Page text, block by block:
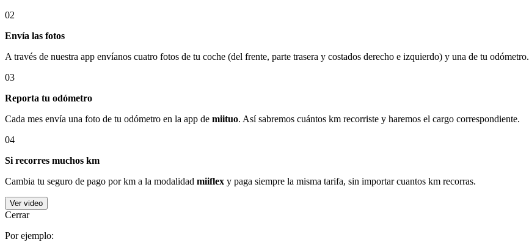
02
Envía las fotos
A través de nuestra app envíanos cuatro fotos de tu coche (del frente, parte trasera y costados derecho e izquierdo) y una de tu odómetro.
03
Reporta tu odómetro
Cada mes envía una foto de tu odómetro en la app de miituo. Así sabremos cuántos km recorriste y haremos el cargo correspondiente.
04
Si recorres muchos km
Cambia tu seguro de pago por km a la modalidad miiflex y paga siempre la misma tarifa, sin importar cuantos km recorras.
Ver video
Cerrar
Por ejemplo: